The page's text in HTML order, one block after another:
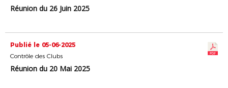
Réunion du 26 Juin 2025
Publié le 05-06-2025
Contrôle des Clubs
Réunion du 20 Mai 2025